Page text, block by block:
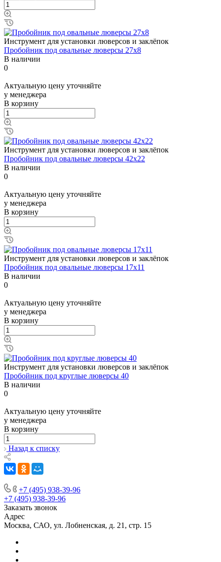
Инструмент для установки люверсов и заклёпок
Пробойник под овальные люверсы 27x8
В наличии
0
Актуальную цену уточняйте
у менеджера
В корзину
Инструмент для установки люверсов и заклёпок
Пробойник под овальные люверсы 42x22
В наличии
0
Актуальную цену уточняйте
у менеджера
В корзину
Инструмент для установки люверсов и заклёпок
Пробойник под овальные люверсы 17x11
В наличии
0
Актуальную цену уточняйте
у менеджера
В корзину
Инструмент для установки люверсов и заклёпок
Пробойник под круглые люверсы 40
В наличии
0
Актуальную цену уточняйте
у менеджера
В корзину
Назад к списку
+7 (495) 938-39-96
+7 (495) 938-39-96
Заказать звонок
Адрес
Москва, САО, ул. Лобненская, д. 21, стр. 15